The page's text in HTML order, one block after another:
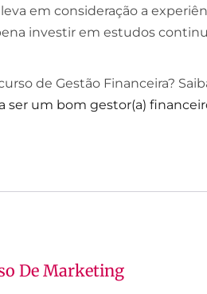
em consideração a
investir em estudos
de Gestão Financeira?
ser um bom gestor(a)
De Marketing